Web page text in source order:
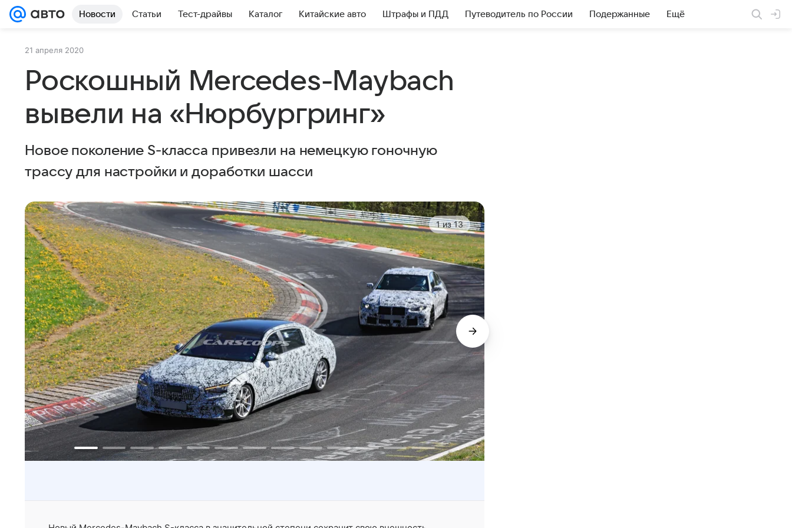
Новости Статьи Тест-драйвы Каталог Китайские авто Штрафы и ПДД Путеводитель по России Подержанные Ещё
21 апреля 2020
Роскошный Mercedes-Maybach
вывели на «Нюрбургринг»
Новое поколение S-класса привезли на немецкую гоночную
трассу для настройки и доработки шасси
1из13